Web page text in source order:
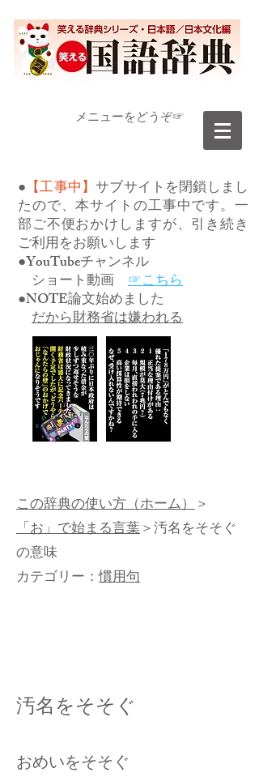
​メニューをどうぞ☞
● 【工事中】サブサイトを閉鎖しまし
たので、本サイトの工事中です。一
部ご不便おかけしますが、引き続き
ご利用をお願いします
●YouTubeチャンネル
ショート動画 ☞こちら
●NOTE論文始めました
だから財務省は嫌われる
この辞典の使い方（ホーム）＞
「お」で始まる言葉＞汚名をそそぐ
の意味
カテゴリー：慣用句
汚名をそそぐ
おめいをそそぐ